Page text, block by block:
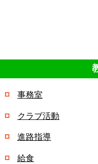
事務室
クラブ活動
進路指導
給食